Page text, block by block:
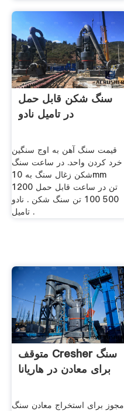
سنگ شکن قابل حمل
در تامیل نادو
قیمت سنگ آهن به اوج سنگین
خرد کردن واحد. در ساعت سنگ
شکن زغال سنگ به 10mm
1200 تن در ساعت قابل حمل
500 100 تن سنگ شکن . نادو
تامیل .
متوقف Cresher سنگ
برای معادن در هاریانا
مجوز برای استخراج معادن سنگ